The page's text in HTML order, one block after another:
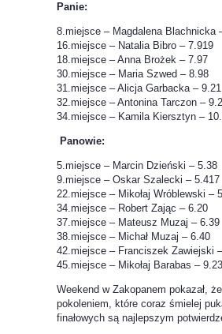
Panie:
8.miejsce – Magdalena Blachnicka
16.miejsce – Natalia Bibro – 7.919
18.miejsce – Anna Brożek – 7.97
30.miejsce – Maria Szwed – 8.98
31.miejsce – Alicja Garbacka – 9.21
32.miejsce – Antonina Tarczon –
34.miejsce – Kamila Kiersztyn –
Panowie:
5.miejsce – Marcin Dzieński – 5.38
9.miejsce – Oskar Szalecki – 5.417
22.miejsce – Mikołaj Wróblewski –
34.miejsce – Robert Zając – 6.20
37.miejsce – Mateusz Muzaj – 6.39
38.miejsce – Michał Muzaj – 6.40
42.miejsce – Franciszek Zawiejski
45.miejsce – Mikołaj Barabas – 9.23
Weekend w Zakopanem pokazał,
pokoleniem, które coraz śmielej
finałowych są najlepszym